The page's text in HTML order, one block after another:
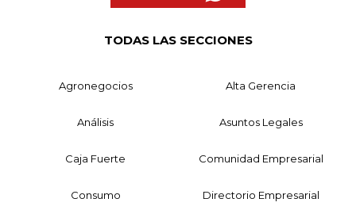
TODAS LAS SECCIONES
Agronegocios Alta Gerencia
Análisis Asuntos Legales
Caja Fuerte Comunidad Empresarial
Consumo Directorio Empresarial